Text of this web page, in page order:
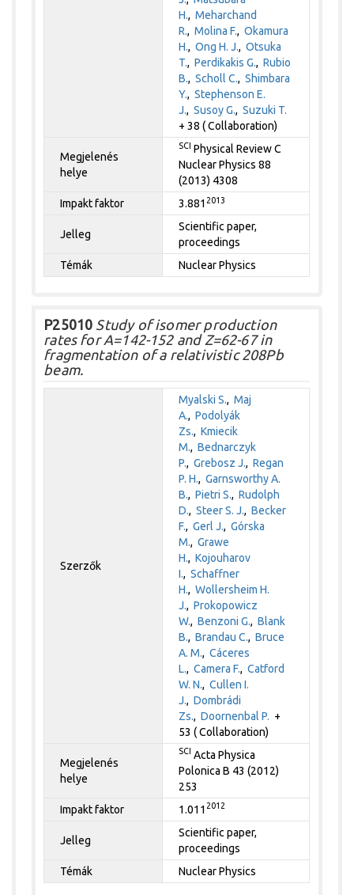
H.,Meharchand
R.,Molina F.,Okamura
H.,Ong H. J.,Otsuka
T.,Perdikakis G.,Rubio
B.,Scholl C.,Shimbara
Y.,Stephenson E.
J.,Susoy G.,Suzuki T.
+ 38 ( Collaboration)
Megjelenés
helye
SCI Physical Review C
Nuclear Physics 88
(2013) 4308
Impakt faktor
3.881 2013
Jelleg
Scientific paper,
proceedings
Témák
Nuclear Physics
P25010 Study of isomer production
rates for A=142-152 and Z=62-67 in
fragmentation of a relativistic 208Pb
beam.
Szerzők
Myalski S.,Maj
A.,Podolyák
Zs.,Kmiecik
M.,Bednarczyk
P.,Grebosz J.,Regan
P. H.,Garnsworthy A.
B.,Pietri S.,Rudolph
D.,Steer S. J.,Becker
F.,Gerl J.,Górska
M.,Grawe
H.,Kojouharov
I.,Schaffner
H.,Wollersheim H.
J.,Prokopowicz
W.,Benzoni G.,Blank
B.,Brandau C.,Bruce
A. M.,Cáceres
L.,Camera F.,Catford
W. N.,Cullen I.
J.,Dombrádi
Zs.,Doornenbal P. +
53 ( Collaboration)
Megjelenés
helye
SCI Acta Physica
Polonica B 43 (2012)
253
Impakt faktor
1.011 2012
Jelleg
Scientific paper,
proceedings
Témák
Nuclear Physics